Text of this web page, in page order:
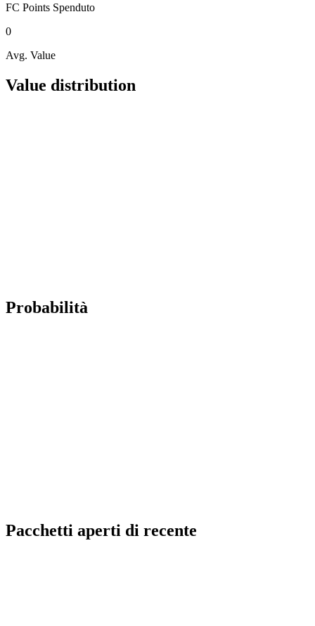
FC Points Spenduto
0
Avg. Value
Value distribution
Probabilità
Pacchetti aperti di recente